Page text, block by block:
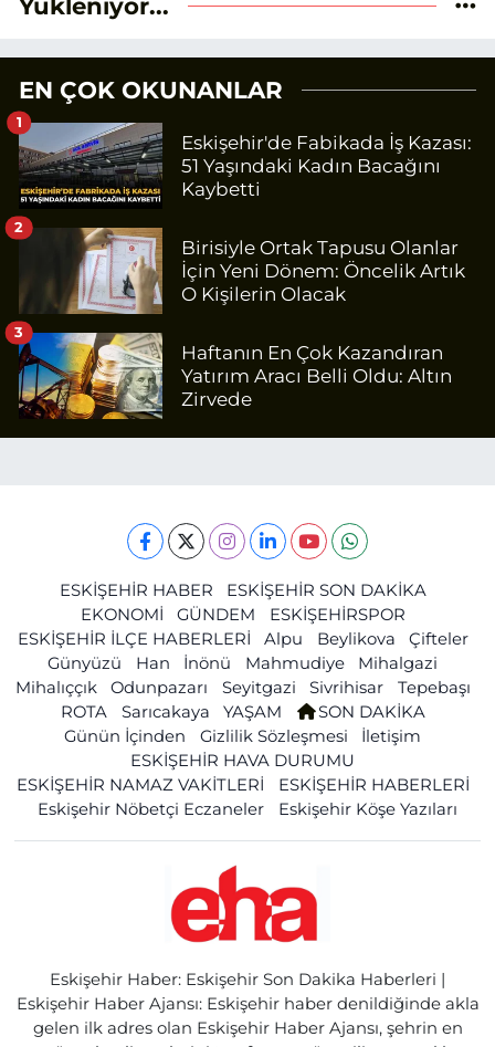
Yükleniyor...
EN ÇOK OKUNANLAR
Eskişehir'de Fabikada İş Kazası:
51 Yaşındaki Kadın Bacağını
Kaybetti
1
Birisiyle Ortak Tapusu Olanlar
İçin Yeni Dönem: Öncelik Artık
O Kişilerin Olacak
2
Haftanın En Çok Kazandıran
Yatırım Aracı Belli Oldu: Altın
Zirvede
3
ESKİŞEHİR HABER
ESKİŞEHİR SON DAKİKA
EKONOMİ
GÜNDEM
ESKİŞEHİRSPOR
ESKİŞEHİR İLÇE HABERLERİ
Alpu Beylikova
Çifteler
Günyüzü
Han İnönü Mahmudiye
Mihalgazi
Mihalıççık
Odunpazarı Seyitgazi Sivrihisar
Tepebaşı
ROTA
Sarıcakaya YAŞAM
SON DAKİKA
Günün İçinden
Gizlilik Sözleşmesi
İletişim
ESKİŞEHİR HAVA DURUMU
ESKİŞEHİR NAMAZ VAKİTLERİ
ESKİŞEHİR HABERLERİ
Eskişehir Nöbetçi Eczaneler
Eskişehir Köşe Yazıları
Eskişehir Haber: Eskişehir Son Dakika Haberleri |
Eskişehir Haber Ajansı: Eskişehir haber denildiğinde akla
gelen ilk adres olan Eskişehir Haber Ajansı, şehrin en